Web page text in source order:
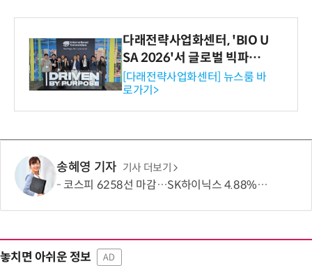
다래전략사업화센터, 'BIO U
SA 2026'서 글로벌 빅파마
와의 비즈니스 미팅 지원…K
-바이오 해외 진출 교두보 확
보
[다래전략사업화센터] 뉴스룸 바
로가기>
송혜영 기자 기사 더보기
코스피 6258선 마감…SK하이닉스 4.88% 내려
놓치면 아쉬운 정보 AD